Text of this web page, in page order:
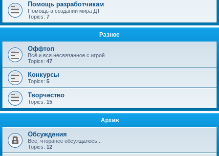
Помощь разработчикам
Помощь в создании мира ДТ
Topics: 7
Разное
Оффтоп
Всё и вся несвязанное с игрой
Topics: 47
Конкурсы
Topics: 5
Творчество
Topics: 15
Архив
Обсуждения
Все, чторанее обсуждалось...
Topics: 12